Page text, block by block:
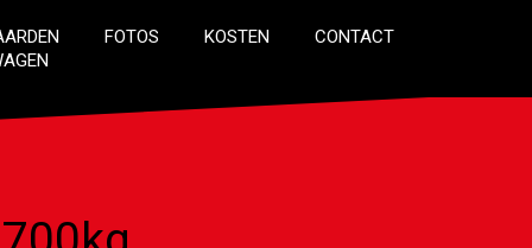
FOTOS KOSTEN CONTACT